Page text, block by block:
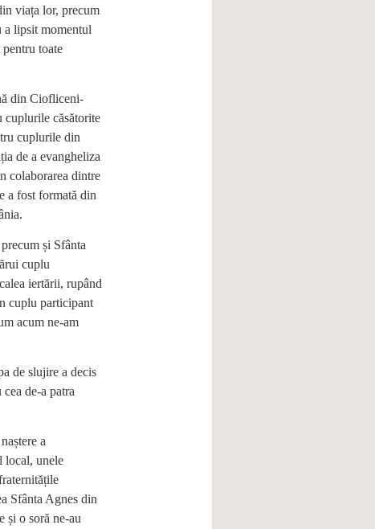
viața lor, precum
lipsit momentul
toate
din Ciofliceni-
cuplurile căsătorite
cuplurile din
de a evangheliza
colaborarea dintre
a fost formată din
și Sfânta
cuplu
iertării, rupând
cuplu participant
acum ne-am
de slujire a decis
de-a patra
a
local, unele
Sfânta Agnes din
și o soră ne-au